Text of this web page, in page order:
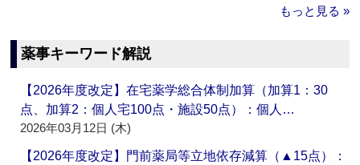
もっと見る »
薬事キーワード解説
【2026年度改定】在宅薬学総合体制加算（加算1：30
点、加算2：個人宅100点・施設50点）：個人…
2026年03月12日 (木)
【2026年度改定】門前薬局等立地依存減算（▲15点）：